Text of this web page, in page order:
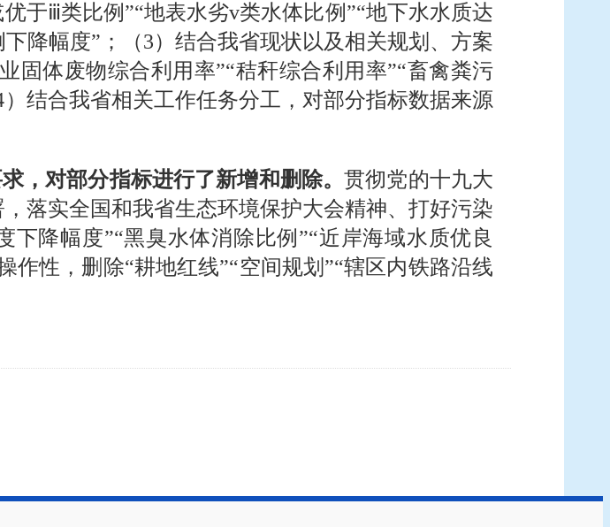
于ⅲ类比例”“地表水劣v类水体比例”“地下水水质达
降幅度”；（3）结合我省现状以及相关规划、方案
固体废物综合利用率”“秸秆综合利用率”“畜禽粪污
结合我省相关工作任务分工，对部分指标数据来源
，对部分指标进行了新增和删除。贯彻党的十九大
落实全国和我省生态环境保护大会精神、打好污染
下降幅度”“黑臭水体消除比例”“近岸海域水质优良
作性，删除“耕地红线”“空间规划”“辖区内铁路沿线